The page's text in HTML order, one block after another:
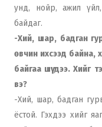
унд, нойр, ажил үйл,
байдаг.
-Хий, шар, бадган
өвчин ихсээд байна,
байгаа шүү дээ. Хийг
вэ?
-Хий, шар, бадган
ёстой. Гэхдээ хийг